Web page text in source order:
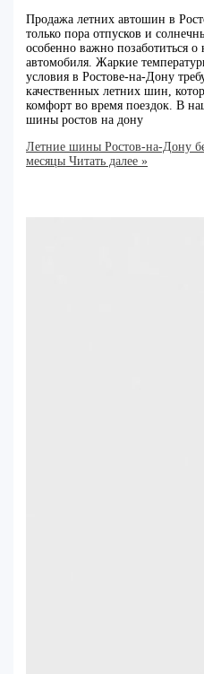
Продажа летних автошин в
только пора отпусков и
особенно важно позаботиться
автомобиля. Жаркие
условия в Ростове-на-Дону
качественных летних шин,
комфорт во время поездок. В
шины ростов на дону
Летние шины Ростов-на-Дону
месяцы Читать далее »